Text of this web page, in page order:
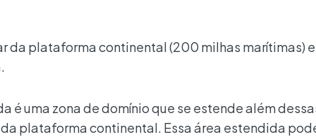
da plataforma continental (200 milhas marítimas)
é uma zona de domínio que se estende além
plataforma continental. Essa área estendida